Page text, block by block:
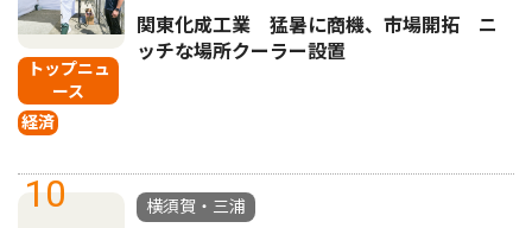
トップニュ
ース
経済
関東化成工業 猛暑に商機、市場開拓 ニ
ッチな場所クーラー設置
10
横須賀・三浦